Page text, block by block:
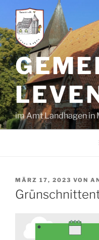
Inhalt
springen
im Amt Landhagen
VERÖFFENTLICHT
AM
MÄRZ 17, 2023 VON